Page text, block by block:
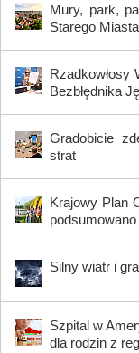
Mury, park,
Starego
Rzadkowłosy
Bezbłędnika
Gradobicie
strat
Krajowy Plan
Silny wiatr i
Szpital w
dla rodzin z